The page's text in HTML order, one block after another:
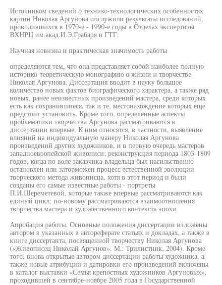
Источником сведений о технико-технологических особенностях
картин Николая Аргунова послужили результаты исследований,
проводившихся в 1970-е - 1990-е годы в Отделах экспертизы
ВХНРЦ им.акад.И.Э.Грабаря и ГТГ.
Научная новизна и практическая значимость работы
определяются тем, что она представляет собой наиболее полную
историко-теоретическую монографию о жизни и творчестве
Николая Аргунова. Диссертация вводит в науку большое
количество новых фактов биографического характера, а также ряд
новых, ранее неизвестных произведений мастера, среди которых
есть как сохранившиеся, так и те, местонахождение которых еще
предстоит установить. Кроме того, определенные аспекты
проблематики творчества Аргунова рассматриваются в
диссертации впервые. К ним относятся, в частности, выявление
влияний на индивидуальную манеру Николая Аргунова
произведений других художников, и в первую очередь мастеров
западноевропейской живописи; реконструкция периода 1803-1809
годов, когда по воле заказчика-владельца был насильственно
остановлен или заторможен процесс естественной эволюции
творческого метода живописца, хотя в этот период и были
созданы его самые известные работы - портреты
П.И.Шереметевой, которые также впервые рассматриваются как
единый цикл; по-новому рассматриваются взаимоотношения
творчества мастера и художественного контекста эпохи.
Апробация работы. Основные положения диссертации изложены
автором в указанных в автореферате статьях и докладах, а также в
книге диссертанта, посвященной творчеству Николая Аргунова
(«Живописец Николай Аргунов». М.: Трилистник, 2004). Кроме
того, вновь открытые автором диссертации работы художника, а
также новые атрибуции и датировки его произведений включены
в каталог выставки «Семья крепостных художников Аргуновых»,
проходившей в сентябре-ноябре 2005 года в Государственной